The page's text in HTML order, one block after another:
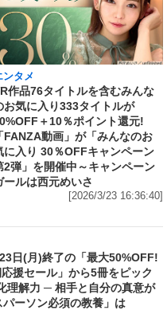
ンタメ
作品76タイトルを含むみんな
お気に入り333タイトルが
＋10％ポイント還元!
「FANZA動画」が「みんなのお
に入り 30％OFFキャンペーン
2弾」を開催中～キャンペーン
ールは西元めいさ
[2026/3/23 16:36:40]
日(月)終了の「最大50%OFF!
援セール」から5冊をピック
理解力 ─ 相手と自分の真意が
ーソン必須の教養」は